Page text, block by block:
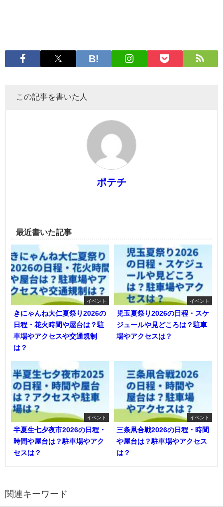
この記事を書いた人
ポテチ
最近書いた記事
イベント
きにゃんね大仁夏祭り2026の
日程・花火時間や屋台は？駐
車場やアクセスや交通規制
は？
イベント
児玉夏祭り2026の日程・スケ
ジュールや見どころは？駐車
場やアクセスは？
イベント
半夏生七夕夜市2026の日程・
時間や屋台は？駐車場やアク
セスは？
イベント
三条凧合戦2026の日程・時間
や屋台は？駐車場やアクセス
は？
関連キーワード